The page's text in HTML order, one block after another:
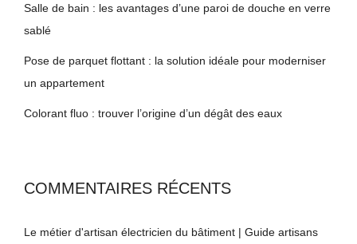
Salle de bain : les avantages d’une paroi de douche en verre
sablé
Pose de parquet flottant : la solution idéale pour moderniser
un appartement
Colorant fluo : trouver l’origine d’un dégât des eaux
COMMENTAIRES RÉCENTS
Le métier d'artisan électricien du bâtiment | Guide artisans